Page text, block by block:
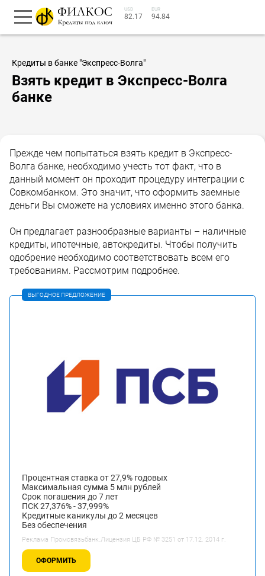
USD
82.17
EUR
94.84
Кредиты в банке "Экспресс-Волга"
Взять кредит в Экспресс-Волга
банке
Прежде чем попытаться взять кредит в Экспресс-
Волга банке, необходимо учесть тот факт, что в
данный момент он проходит процедуру интеграции с
Совкомбанком. Это значит, что оформить заемные
деньги Вы сможете на условиях именно этого банка.
Он предлагает разнообразные варианты – наличные
кредиты, ипотечные, автокредиты. Чтобы получить
одобрение необходимо соответствовать всем его
требованиям. Рассмотрим подробнее.
ВЫГОДНОЕ ПРЕДЛОЖЕНИЕ
Процентная ставка от 27,9% годовых
Максимальная сумма 5 млн рублей
Срок погашения до 7 лет
ПСК 27,376% - 37,999%
Кредитные каникулы до 2 месяцев
Без обеспечения
Реклама Промсвязьбанк.Лицензия ЦБ РФ № 3251 от 17.12. 2014 г.
ОФОРМИТЬ